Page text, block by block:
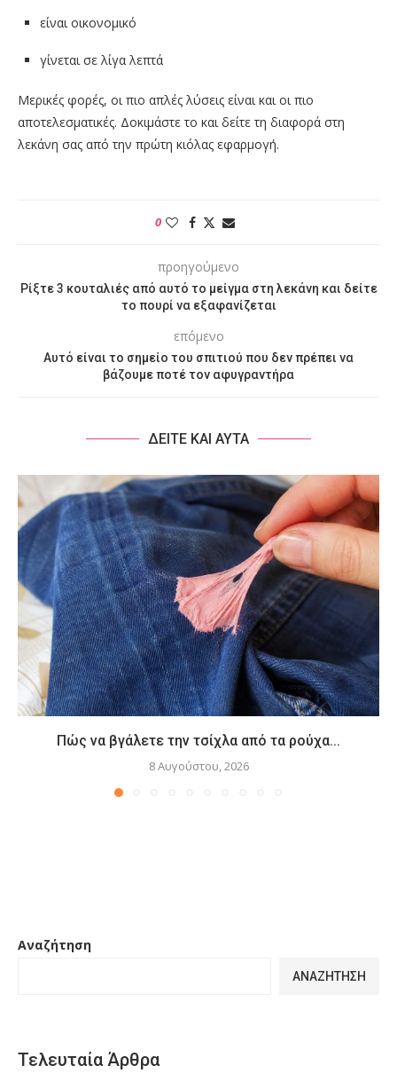
είναι οικονομικό
γίνεται σε λίγα λεπτά
Μερικές φορές, οι πιο απλές λύσεις είναι και οι πιο
αποτελεσματικές. Δοκιμάστε το και δείτε τη διαφορά στη
λεκάνη σας από την πρώτη κιόλας εφαρμογή.
0
προηγούμενο
Ρίξτε 3 κουταλιές από αυτό το μείγμα στη λεκάνη και δείτε
το πουρί να εξαφανίζεται
επόμενο
Αυτό είναι το σημείο του σπιτιού που δεν πρέπει να
βάζουμε ποτέ τον αφυγραντήρα
ΔΕΙΤΕ ΚΑΙ ΑΥΤΑ
Πώς να βγάλετε την τσίχλα από τα ρούχα...
8 Αυγούστου, 2026
Αναζήτηση
ΑΝΑΖΉΤΗΣΗ
Τελευταία Άρθρα